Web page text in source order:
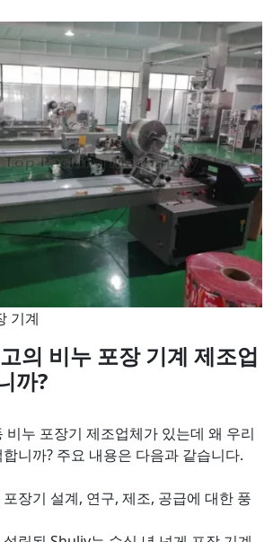
기계
의 비누 포장 기계 제조업
까?
비누 포장기 제조업체가 있는데 왜 우리
니까? 주요 내용은 다음과 같습니다.
장기 설계, 연구, 제조, 공급에 대한 풍